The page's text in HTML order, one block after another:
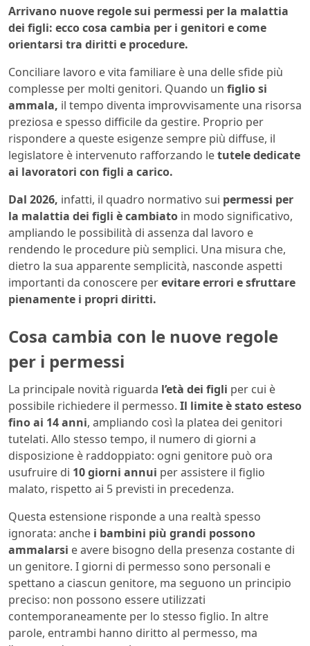
Arrivano nuove regole sui permessi per la malattia
dei figli: ecco cosa cambia per i genitori e come
orientarsi tra diritti e procedure.
Conciliare lavoro e vita familiare è una delle sfide più
complesse per molti genitori. Quando un figlio si
ammala, il tempo diventa improvvisamente una risorsa
preziosa e spesso difficile da gestire. Proprio per
rispondere a queste esigenze sempre più diffuse, il
legislatore è intervenuto rafforzando letutele dedicate
ai lavoratori con figli a carico.
Dal 2026, infatti, il quadro normativo sui permessi per
la malattia dei figli è cambiato in modo significativo,
ampliando le possibilità di assenza dal lavoro e
rendendo le procedure più semplici. Una misura che,
dietro la sua apparente semplicità, nasconde aspetti
importanti da conoscere perevitare errori e sfruttare
pienamente i propri diritti.
Cosa cambia con le nuove regole
per i permessi
La principale novità riguarda l’età dei figli per cui è
possibile richiedere il permesso. Il limite è stato esteso
fino ai 14 anni, ampliando così la platea dei genitori
tutelati. Allo stesso tempo, il numero di giorni a
disposizione è raddoppiato: ogni genitore può ora
usufruire di 10 giorni annui per assistere il figlio
malato, rispetto ai 5 previsti in precedenza.
Questa estensione risponde a una realtà spesso
ignorata: anche i bambini più grandi possono
ammalarsi e avere bisogno della presenza costante di
un genitore. I giorni di permesso sono personali e
spettano a ciascun genitore, ma seguono un principio
preciso: non possono essere utilizzati
contemporaneamente per lo stesso figlio. In altre
parole, entrambi hanno diritto al permesso, ma